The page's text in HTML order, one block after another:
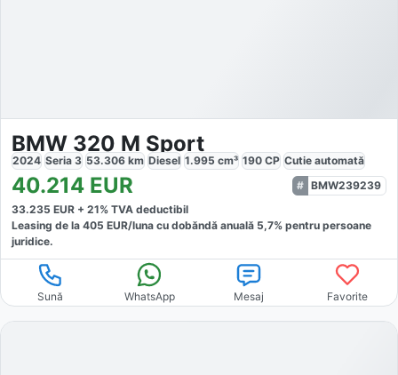
BMW 320 M Sport
2024 Seria 3 53.306 km Diesel 1.995 cm³ 190 CP Cutie automată
40.214 EUR
BMW239239
33.235 EUR + 21% TVA deductibil
Leasing de la 405 EUR/luna cu dobăndă anuală 5,7% pentru persoane
juridice.
Sună WhatsApp Mesaj Favorite